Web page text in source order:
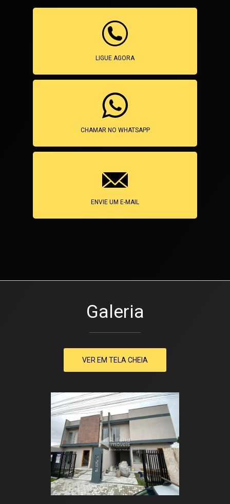
LIGUE AGORA
CHAMAR NO WHATSAPP
ENVIE UM E-MAIL
Galeria
VER EM TELA CHEIA